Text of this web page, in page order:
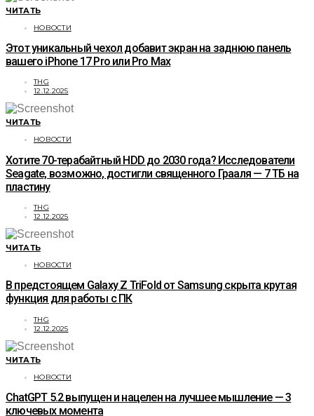
ЧИТАТЬ
НОВОСТИ
Этот уникальный чехол добавит экран на заднюю панель
вашего iPhone 17 Pro или Pro Max
THG
12.12.2025
ЧИТАТЬ
НОВОСТИ
Хотите 70-терабайтный HDD до 2030 года? Исследователи
Seagate, возможно, достигли священного Грааля — 7 ТБ на
пластину
THG
12.12.2025
ЧИТАТЬ
НОВОСТИ
В предстоящем Galaxy Z TriFold от Samsung скрыта крутая
функция для работы с ПК
THG
12.12.2025
ЧИТАТЬ
НОВОСТИ
ChatGPT 5.2 выпущен и нацелен на лучшее мышление — 3
ключевых момента